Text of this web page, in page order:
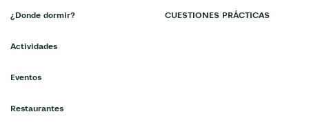
¿Donde dormir?
Actividades
Eventos
Restaurantes
CUESTIONES PRÁCTICAS